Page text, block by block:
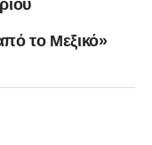
το Μεξικό»